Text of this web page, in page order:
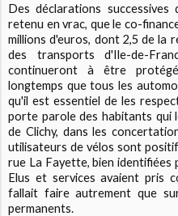
Des déclarations
retenu en vrac, que le co-
millions d'euros, dont 2,5 de la
des transports d'Ile-de-
continueront à être
longtemps que tous les
qu'il est essentiel de les
porte parole des habitants qui
de Clichy, dans les
utilisateurs de vélos sont
rue La Fayette, bien identifiées
Elus et services avaient pris
fallait faire autrement que
permanents.